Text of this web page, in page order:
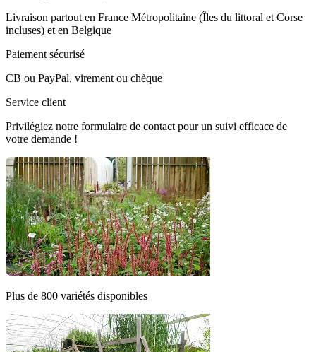
Livraison partout en France Métropolitaine (Îles du littoral et Corse
incluses) et en Belgique
Paiement sécurisé
CB ou PayPal, virement ou chèque
Service client
Privilégiez notre formulaire de contact pour un suivi efficace de
votre demande !
Plus de 800 variétés disponibles